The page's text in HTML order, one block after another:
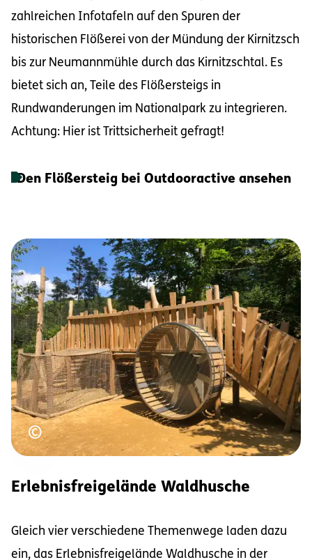
zahlreichen Infotafeln auf den Spuren der
historischen Flößerei von der Mündung der Kirnitzsch
bis zur Neumannmühle durch das Kirnitzschtal. Es
bietet sich an, Teile des Flößersteigs in
Rundwanderungen im Nationalpark zu integrieren.
Achtung: Hier ist Trittsicherheit gefragt!
Den Flößersteig bei Outdooractive ansehen
©Urheberrecht
Erlebnisfreigelände Waldhusche
Gleich vier verschiedene Themenwege laden dazu
ein, das Erlebnisfreigelände Waldhusche in der